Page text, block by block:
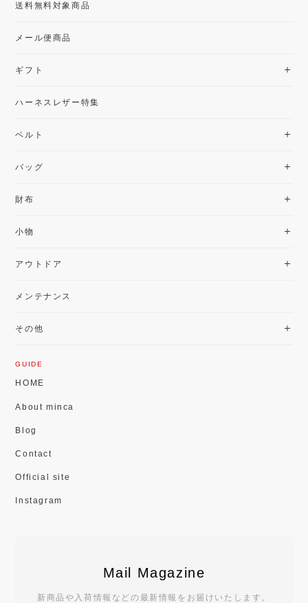
送料無料対象商品
メール便商品
ギフト
ハーネスレザー特集
ベルト
バッグ
財布
小物
アウトドア
メンテナンス
その他
GUIDE
HOME
About minca
Blog
Contact
Official site
Instagram
Mail Magazine
新商品や入荷情報などの最新情報をお届けいたします。